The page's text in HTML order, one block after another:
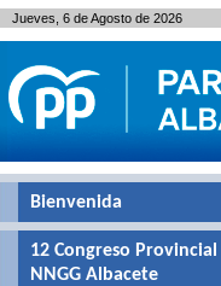
Bienvenida
12 Congreso Provincial
NNGG Albacete
Jueves, 6 de Agosto de 2026